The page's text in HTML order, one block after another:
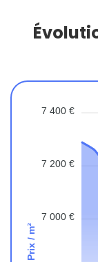
7 400 €
7 200 €
7 000 €
Prix / m²